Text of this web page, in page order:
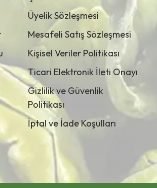
Üyelik Sözleşmesi
Mesafeli Satış Sözleşmesi
Kişisel Veriler Politikası
Ticari Elektronik İleti Onayı
Gizlilik ve Güvenlik
Politikası
İptal ve İade Koşulları